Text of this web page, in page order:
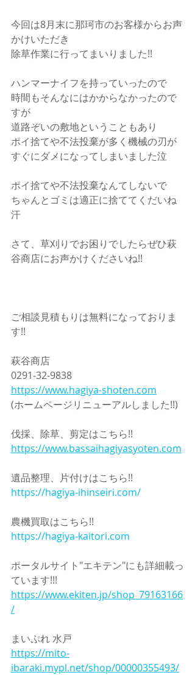
今回は8月末に那珂市のお客様からお声
かけいただき
除草作業に行ってまいりました!!
ハンマーナイフを持っていったので
時間もそんなにはかからなかったので
すが
道路ぞいの敷地ということもあり
ポイ捨てや不法投棄が多く機械の刃が
すぐにダメになってしまいました泣
ポイ捨てや不法投棄なんてしないで
ちゃんとゴミは適正に捨ててくだいね
汗
さて、草刈りでお困りでしたらぜひ萩
谷商店にお声かけくださいね!!
ご相談見積もりは無料になっておりま
す!!
萩谷商店
0291-32-9838
https://www.hagiya-shoten.com
(ホームページリニューアルしました!!)
伐採、除草、剪定はこちら!!
https://www.bassaihagiyasyoten.com
遺品整理、片付けはこちら!!
https://hagiya-ihinseiri.com/
農機買取はこちら!!
https://hagiya-kaitori.com
ポータルサイト"エキテン"にも詳細載っ
ています!!!
https://www.ekiten.jp/shop_79163166
/
まいぷれ 水戸
https://mito-
ibaraki.mypl.net/shop/00000355493/